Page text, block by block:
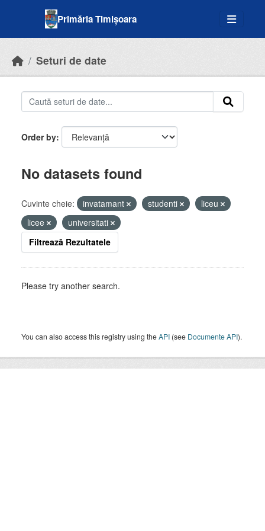
Primăria Timișoara
Seturi de date
Order by
No datasets found
Cuvinte cheie: invatamant studenti
liceu
licee
universitati
Filtrează Rezultatele
Please try another search.
You can also access this registry using theAPI (see Documente API).